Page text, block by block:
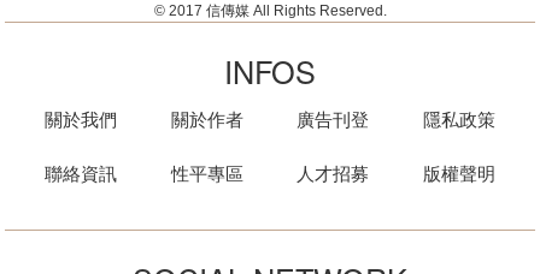
© 2017 信傳媒 All Rights Reserved.
INFOS
關於我們
聯絡資訊
關於作者
性平專區
廣告刊登
人才招募
隱私政策
版權聲明